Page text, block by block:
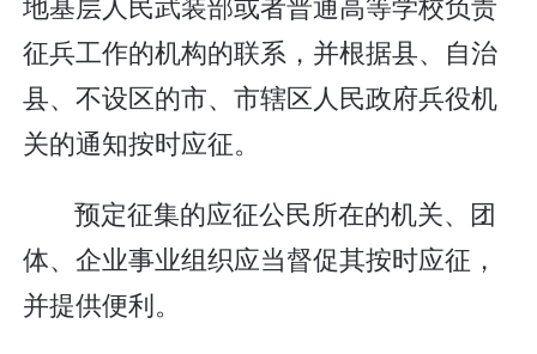
征兵工作的机构的联系，并根据县、自治
县、不设区的市、市辖区人民政府兵役机
关的通知按时应征。
预定征集的应征公民所在的机关、团
体、企业事业组织应当督促其按时应征，
并提供便利。